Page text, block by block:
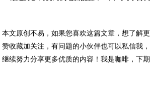
本文原创不易，如果您喜欢这篇文章，想了解
赞收藏加关注，有问题的小伙伴也可以私信我
继续努力分享更多优质的内容！我是咖啡，下期